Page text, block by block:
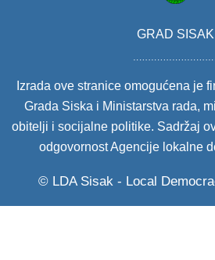
GRAD SISAK
Izrada ove stranice omogućena je
Grada Siska i Ministarstva rada,
obitelji i socijalne politike. Sadržaj
odgovornost Agencije lokalne
© LDA Sisak - Local